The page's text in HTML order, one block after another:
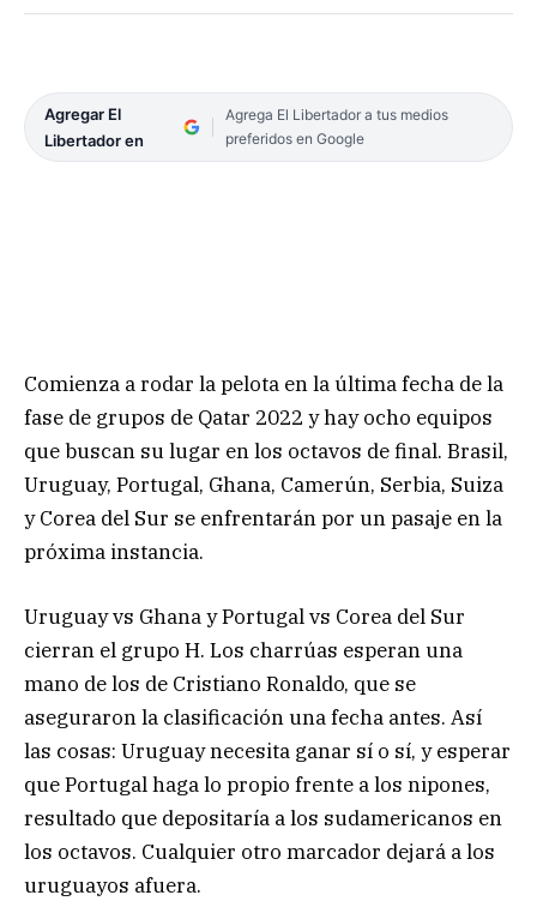
Agregar El
Libertador en
Agrega El Libertador a tus medios
preferidos en Google
Comienza a rodar la pelota en la última fecha de la
fase de grupos de Qatar 2022 y hay ocho equipos
que buscan su lugar en los octavos de final. Brasil,
Uruguay, Portugal, Ghana, Camerún, Serbia, Suiza
y Corea del Sur se enfrentarán por un pasaje en la
próxima instancia.
Uruguay vs Ghana y Portugal vs Corea del Sur
cierran el grupo H. Los charrúas esperan una
mano de los de Cristiano Ronaldo, que se
aseguraron la clasificación una fecha antes. Así
las cosas: Uruguay necesita ganar sí o sí, y esperar
que Portugal haga lo propio frente a los nipones,
resultado que depositaría a los sudamericanos en
los octavos. Cualquier otro marcador dejará a los
uruguayos afuera.